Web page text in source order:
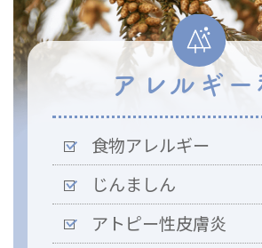
アレルギー
食物アレルギー
じんましん
アトピー性皮膚炎